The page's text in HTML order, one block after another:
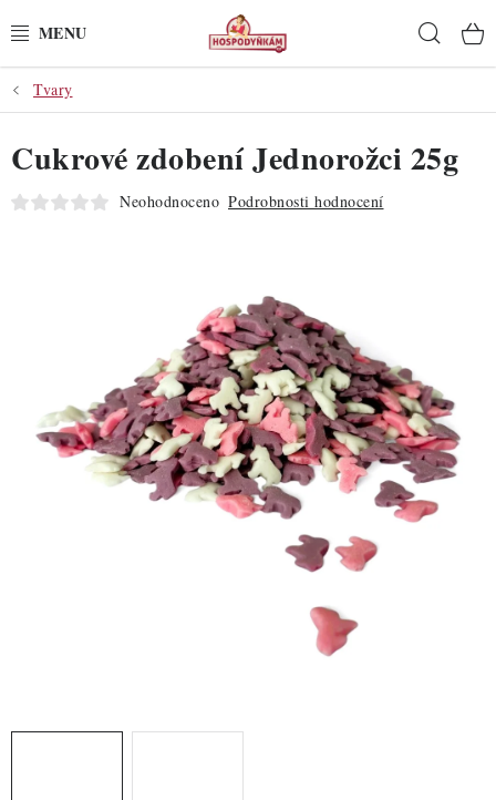
na
POTŘEBY
POMŮCKY
SUROVINY
DO KUCHYNĚ
POCHUTINY
ZDRAVÉ PEČENÍ
NOVÉ ZBOŽÍ
Tvary
Cukrové zdobení Jednorožci 25g
Neohodnoceno Podrobnosti hodnocení